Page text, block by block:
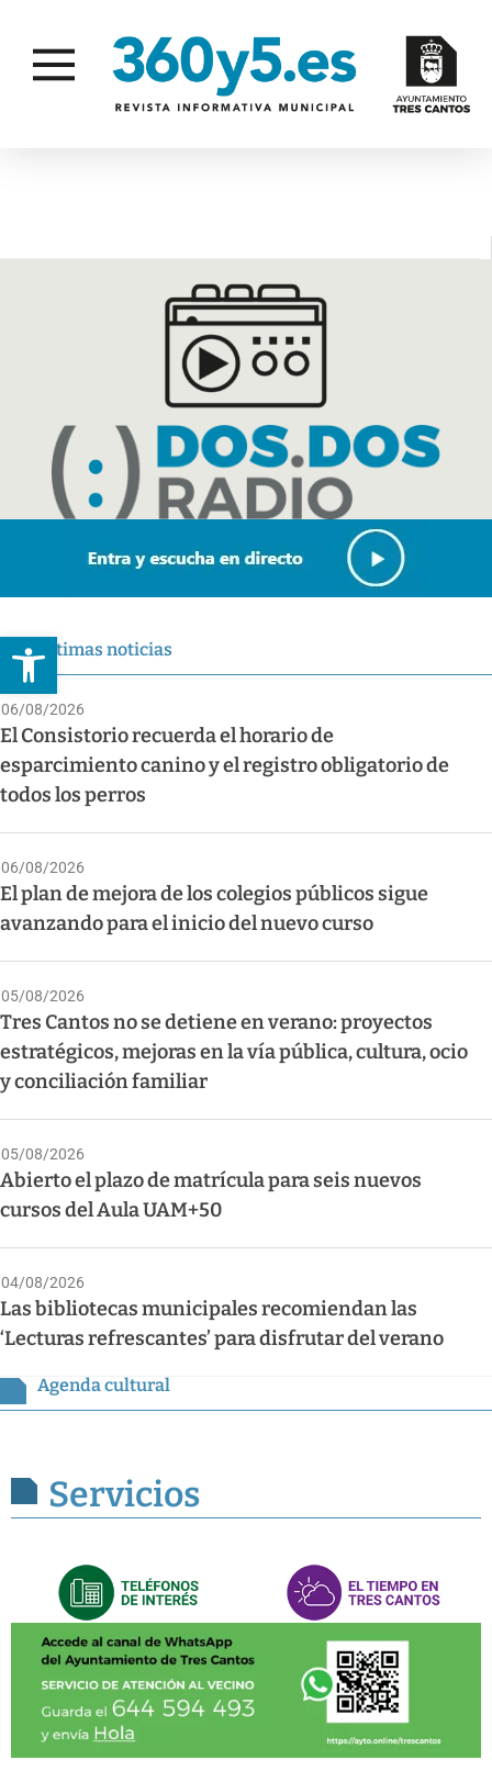
Abrir barra de herramientas
Últimas noticias
06/08/2026
El Consistorio recuerda el horario de
esparcimiento canino y el registro obligatorio de
todos los perros
06/08/2026
El plan de mejora de los colegios públicos sigue
avanzando para el inicio del nuevo curso
05/08/2026
Tres Cantos no se detiene en verano: proyectos
estratégicos, mejoras en la vía pública, cultura, ocio
y conciliación familiar
05/08/2026
Abierto el plazo de matrícula para seis nuevos
cursos del Aula UAM+50
04/08/2026
Las bibliotecas municipales recomiendan las
‘Lecturas refrescantes’ para disfrutar del verano
Agenda cultural
Servicios